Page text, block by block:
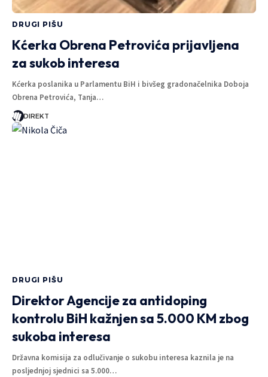
DRUGI PIŠU
Kćerka Obrena Petrovića prijavljena
za sukob interesa
Kćerka poslanika u Parlamentu BiH i bivšeg gradonačelnika Doboja
Obrena Petrovića, Tanja…
DIREKT
DRUGI PIŠU
Direktor Agencije za antidoping
kontrolu BiH kažnjen sa 5.000 KM zbog
sukoba interesa
Državna komisija za odlučivanje o sukobu interesa kaznila je na
posljednjoj sjednici sa 5.000…